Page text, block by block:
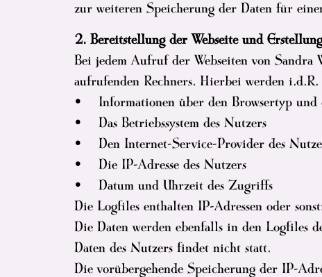
zur weiteren Speicherung der Daten für
2. Bereitstellung der Webseite und
Bei jedem Aufruf der Webseiten von Sandra
aufrufenden Rechners. Hierbei werden
• Informationen über den Browsertyp und
• Das Betriebssystem des Nutzers
• Den Internet-Service-Provider des
• Die IP-Adresse des Nutzers
• Datum und Uhrzeit des Zugriffs
Die Logfiles enthalten IP-Adressen oder
Die Daten werden ebenfalls in den Logfiles
Daten des Nutzers findet nicht statt.
Die vorübergehende Speicherung der IP-